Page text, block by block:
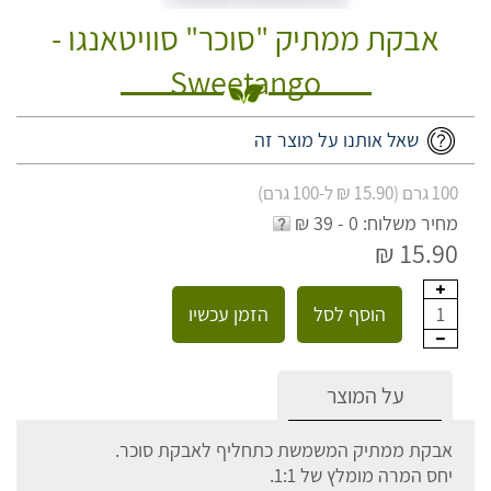
אבקת ממתיק "סוכר" סוויטאנגו -
Sweetango
שאל אותנו על מוצר זה
100 גרם (15.90 ₪ ל-100 גרם)
מחיר משלוח: 0 - 39 ₪
15.90 ₪
1 הוסף לסל הזמן עכשיו
על המוצר
אבקת ממתיק המשמשת כתחליף לאבקת סוכר.
יחס המרה מומלץ של 1:1.